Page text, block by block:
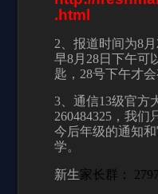
.html
2、报道时间为8
早8月28日下午可
匙，28号下午才
3、通信13级官方
260484325，我
今后年级的通知
学。
新生家长群：